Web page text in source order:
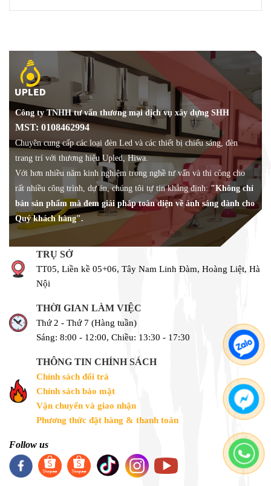
Công ty TNHH tư vấn thương mại dịch vụ xây dựng SHH
MST: 0108462994
Chuyên cung cấp các loại đèn Led và các thiết bị chiếu sáng, đèn
trang trí với thương hiệu Upled, Hiwa.
Với hơn nhiều năm kinh nghiệm trong nghề tư vấn và thi công cho
rất nhiều công trình, dự án, chúng tôi tự tin khẳng định:"Không chỉ
bán sản phẩm mà đem giải pháp toàn diện về ánh sáng dành cho
Quý khách hàng".
TRỤ SỞ
TT05, Liền kề 05+06, Tây Nam Linh Đàm, Hoàng Liệt, Hà
Nội
THỜI GIAN LÀM VIỆC
Thứ 2 - Thứ 7 (Hàng tuần)
Sáng: 8:00 - 12:00, Chiều: 13:30 - 17:30
THÔNG TIN CHÍNH SÁCH
Chính sách đổi trả
Chính sách bảo mật
Vận chuyển và giao nhận
Phương thức đặt hàng & thanh toán
Follow us